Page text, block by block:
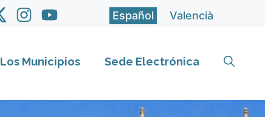
Español Valencià
Los Municipios Sede Electrónica